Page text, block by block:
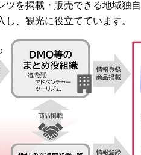
ツを掲載・販売できる地域独
、観光に役立てています。